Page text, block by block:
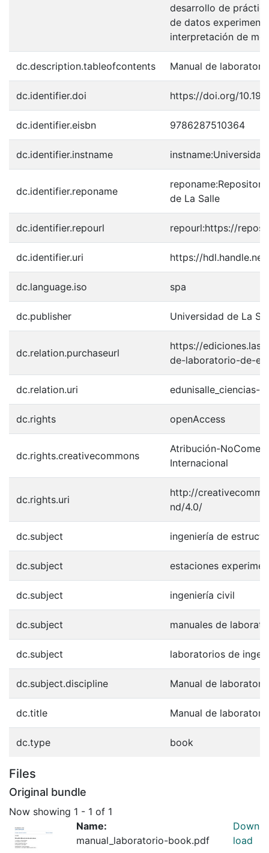
desarrollo de
de datos
interpretación de
dc.description.tableofcontents Manual de
dc.identifier.doi https://doi.org/
dc.identifier.eisbn 9786287510364
dc.identifier.instname
dc.identifier.reponame
de La Salle
dc.identifier.repourl repourl:https://
dc.identifier.uri https://
dc.language.iso spa
dc.publisher Universidad de La
dc.relation.purchaseurl
https://
de-laboratorio-de-
dc.relation.uri edunisalle_ciencias-
dc.rights openAccess
dc.rights.creativecommons
Atribución-
Internacional
dc.rights.uri
http://
nd/4.0/
dc.subject ingeniería de
dc.subject estaciones
dc.subject ingeniería civil
dc.subject manuales de
dc.subject laboratorios de
dc.subject.discipline Manual de
dc.title Manual de
dc.type book
Files
Original bundle
Now showing 1 - 1 of 1
Name:
manual_laboratorio-book.pdf
Down
load